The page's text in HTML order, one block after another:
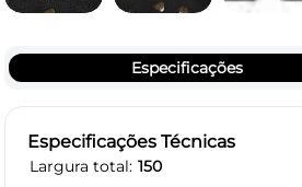
Especificações
Especificações Técnicas
Largura total 150